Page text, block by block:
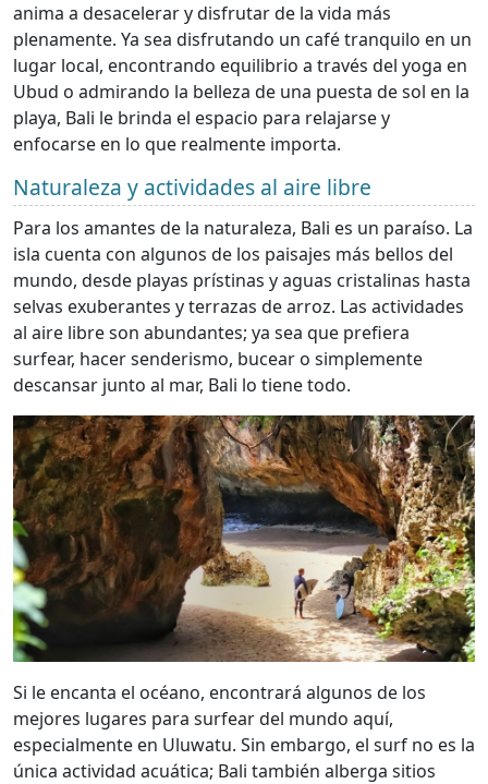
anima a desacelerar y disfrutar de la vida más
plenamente. Ya sea disfrutando un café tranquilo en un
lugar local, encontrando equilibrio a través del yoga en
Ubud o admirando la belleza de una puesta de sol en la
playa, Bali le brinda el espacio para relajarse y
enfocarse en lo que realmente importa.
Naturaleza y actividades al aire libre
Para los amantes de la naturaleza, Bali es un paraíso. La
isla cuenta con algunos de los paisajes más bellos del
mundo, desde playas prístinas y aguas cristalinas hasta
selvas exuberantes y terrazas de arroz. Las actividades
al aire libre son abundantes; ya sea que prefiera
surfear, hacer senderismo, bucear o simplemente
descansar junto al mar, Bali lo tiene todo.
Si le encanta el océano, encontrará algunos de los
mejores lugares para surfear del mundo aquí,
especialmente en Uluwatu. Sin embargo, el surf no es la
única actividad acuática; Bali también alberga sitios